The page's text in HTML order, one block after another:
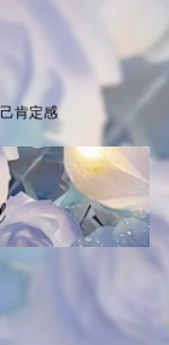
肯定感